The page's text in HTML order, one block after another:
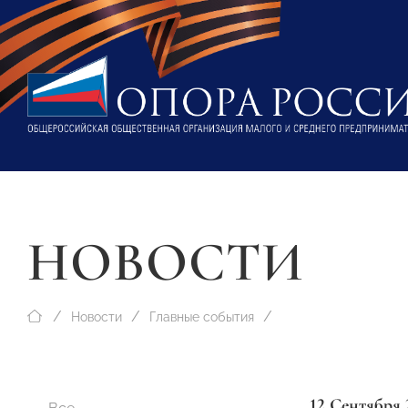
НОВОСТИ
Новости Главные события